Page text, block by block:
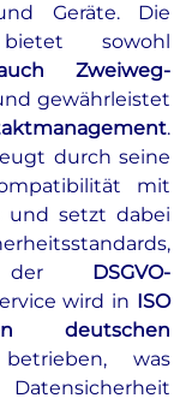
Geräte. Die
Zweiweg-
durch seine
mit
und setzt dabei
der
DSGVO-
wird in ISO
deutschen
was